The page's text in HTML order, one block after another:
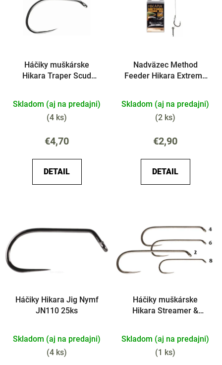
Háčiky muškárske
Hikara Traper Scud
Skladom (aj na predajni)
(4 ks)
€4,70
DETAIL
Nadväzec Method
Feeder Hikara Extreme
Skladom (aj na predajni)
(2 ks)
€2,90
DETAIL
Háčiky Hikara Jig Nymf
JN110 25ks
Skladom (aj na predajni)
(4 ks)
Háčiky muškárske
Hikara Streamer &
Skladom (aj na predajni)
(1 ks)